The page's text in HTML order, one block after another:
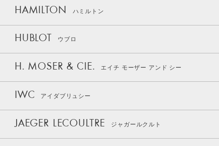
HAMILTON ハミルトン
HUBLOT ウブロ
H. MOSER & CIE. エイチ モーザー アンド シー
IWC アイダブリュシー
JAEGER LECOULTRE ジャガールクルト